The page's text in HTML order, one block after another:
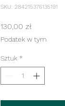
SKU: 284215376135191
130,00 zł
Podatek w tym
Sztuk *